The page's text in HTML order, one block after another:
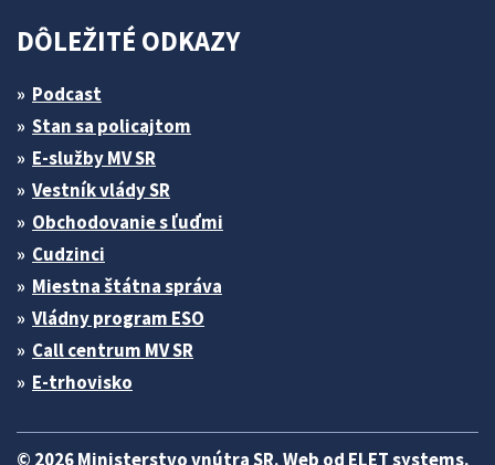
DÔLEŽITÉ ODKAZY
Podcast
Stan sa policajtom
E-služby MV SR
Vestník vlády SR
Obchodovanie s ľuďmi
Cudzinci
Miestna štátna správa
Vládny program ESO
Call centrum MV SR
E-trhovisko
© 2026 Ministerstvo vnútra SR. Web od ELET systems.